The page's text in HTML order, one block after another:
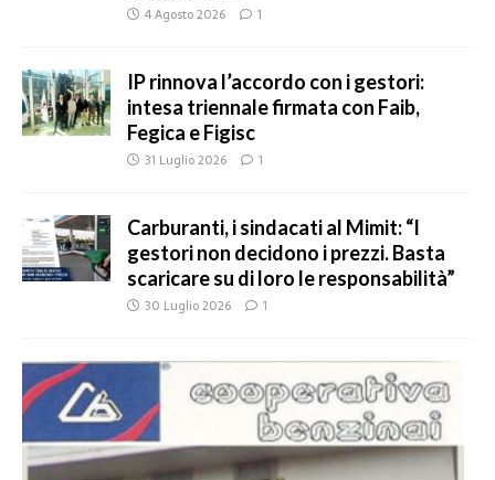
4 Agosto 2026 1
IP rinnova l’accordo con i gestori:
intesa triennale firmata con Faib,
Fegica e Figisc
31 Luglio 2026 1
Carburanti, i sindacati al Mimit: “I
gestori non decidono i prezzi. Basta
scaricare su di loro le responsabilità”
30 Luglio 2026 1